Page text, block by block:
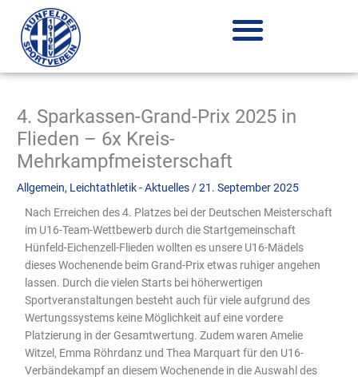
Inhalt
springen
4. Sparkassen-Grand-Prix 2025 in
Flieden – 6x Kreis-
Mehrkampfmeisterschaft
Allgemein, Leichtathletik - Aktuelles /21. September 2025
Nach Erreichen des 4. Platzes bei der Deutschen Meisterschaft
im U16-Team-Wettbewerb durch die Startgemeinschaft
Hünfeld-Eichenzell-Flieden wollten es unsere U16-Mädels
dieses Wochenende beim Grand-Prix etwas ruhiger angehen
lassen. Durch die vielen Starts bei höherwertigen
Sportveranstaltungen besteht auch für viele aufgrund des
Wertungssystems keine Möglichkeit auf eine vordere
Platzierung in der Gesamtwertung. Zudem waren Amelie
Witzel, Emma Röhrdanz und Thea Marquart für den U16-
Verbändekampf an diesem Wochenende in die Auswahl des